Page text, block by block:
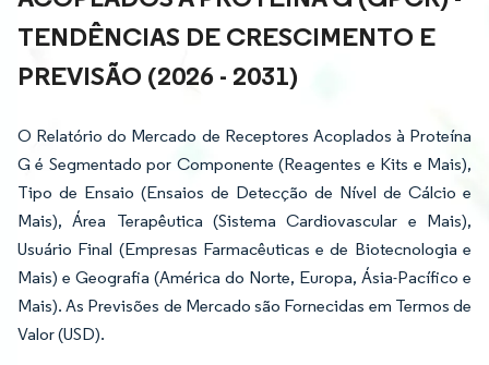
TENDÊNCIAS DE CRESCIMENTO E
PREVISÃO (2026 - 2031)
O Relatório do Mercado de Receptores Acoplados à Proteína
G é Segmentado por Componente (Reagentes e Kits e Mais),
Tipo de Ensaio (Ensaios de Detecção de Nível de Cálcio e
Mais), Área Terapêutica (Sistema Cardiovascular e Mais),
Usuário Final (Empresas Farmacêuticas e de Biotecnologia e
Mais) e Geografia (América do Norte, Europa, Ásia-Pacífico e
Mais). As Previsões de Mercado são Fornecidas em Termos de
Valor (USD).